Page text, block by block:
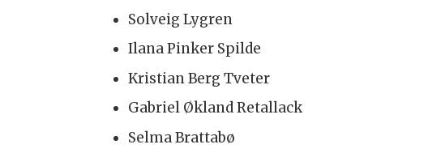
Solveig Lygren
Ilana Pinker Spilde
Kristian Berg Tveter
Gabriel Økland Retallack
Selma Brattabø